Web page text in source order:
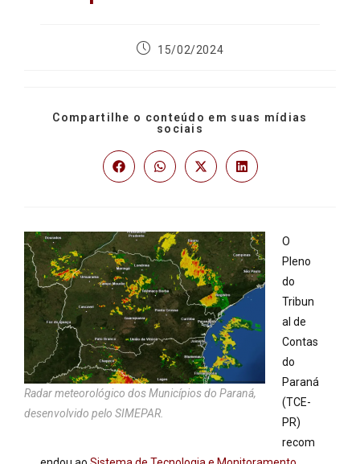
15/02/2024
Compartilhe o conteúdo em suas mídias
sociais
Radar meteorológico dos Municípios do Paraná,
desenvolvido pelo SIMEPAR.
O
Pleno
do
Tribun
al de
Contas
do
Paraná
(TCE-
PR)
recom